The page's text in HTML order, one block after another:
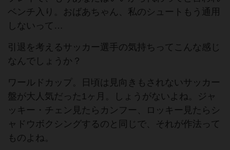
ベンチ入り。おばあちゃん、私のシュートもう通用
しないって…
引退を考えるサッカー選手の気持ちってこんな感じ
なんでしょうか？
ワールドカップ。日頃は見向きもされないサッカー
盤が大人気だった1ヶ月。しょうがないよね。ジャ
ッキー・チェン見たらカンフー、ロッキー見たらシ
ャドウボクシングするのと同じで、それが作法って
ものよね。